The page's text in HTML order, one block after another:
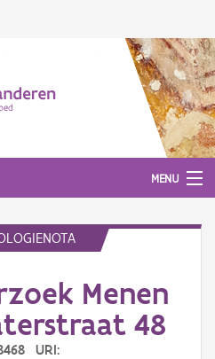
MENU
Menen
48
URI: